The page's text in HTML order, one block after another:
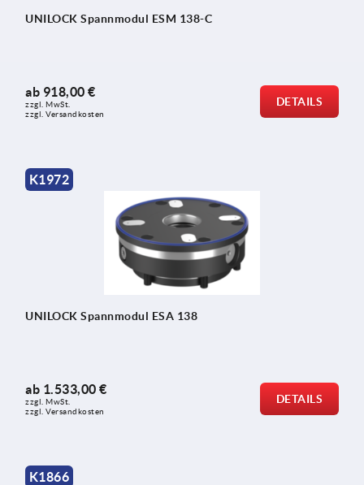
UNILOCK Spannmodul ESM 138-C
ab 918,00 €
zzgl. MwSt.
zzgl. Versandkosten
DETAILS
K1972
UNILOCK Spannmodul ESA 138
ab 1.533,00 €
zzgl. MwSt.
zzgl. Versandkosten
DETAILS
K1866